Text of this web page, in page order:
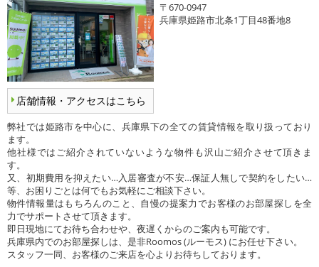
店舗情報・アクセスはこちら
〒670-0947
兵庫県姫路市北条1丁目48番地8
弊社では姫路市を中心に、兵庫県下の全ての賃貸情報を取り扱っており
ます。
他社様ではご紹介されていないような物件も沢山ご紹介させて頂きま
す。
又、初期費用を抑えたい…入居審査が不安…保証人無しで契約をしたい…
等、お困りごとは何でもお気軽にご相談下さい。
物件情報量はもちろんのこと、自慢の提案力でお客様のお部屋探しを全
力でサポートさせて頂きます。
即日現地にてお待ち合わせや、夜遅くからのご案内も可能です。
兵庫県内でのお部屋探しは、是非Roomos (ルーモス) にお任せ下さい。
スタッフ一同、お客様のご来店を心よりお待ちしております。